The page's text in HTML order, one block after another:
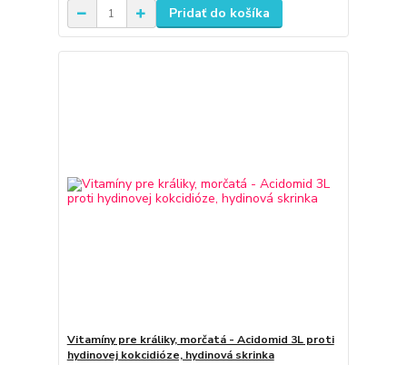
Pridať do košíka
Vitamíny pre králiky, morčatá - Acidomid 3L proti
hydinovej kokcidióze, hydinová skrinka